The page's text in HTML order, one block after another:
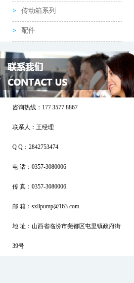
传动箱系列
配件
咨询热线：177 3577 8867
联系人：王经理
Q Q：2842753474
电 话：0357-3080006
传 真：0357-3080006
邮 箱：sxllpump@163.com
地 址：山西省临汾市尧都区屯里镇政府街
39号